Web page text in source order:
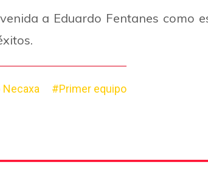
a Eduardo Fentanes como
Necaxa #Primer equipo